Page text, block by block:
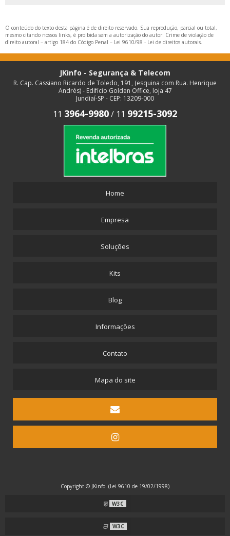
O conteúdo do texto desta página é de direito reservado. Sua reprodução, parcial ou total,
mesmo citando nossos links, é proibida sem a autorização do autor. Crime de violação de
direito autoral – artigo 184 do Código Penal – Lei 9610/98 - Lei de direitos autorais
JKinfo - Segurança & Telecom
R. Cap. Cassiano Ricardo de Toledo, 191, (esquina com Rua. Henrique
Andrés) - Edifício Golden Office, loja 47
Jundiaí-SP - CEP: 13209-000
11 3964-9980/ 11 99215-3092
Home
Empresa
Soluções
Kits
Blog
Informações
Contato
Mapa do site
Copyright © JKinfo. (Lei 9610 de 19/02/1998)
W3C
W3C